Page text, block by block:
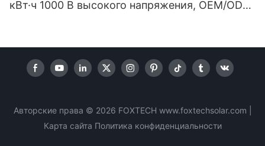
кВт·ч 1000 В высокого напряжения, OEM/ODM,
Авторские права © 2026 FOXTECH www.foxtechsolar.com
Карта сайта Политика конфиденциальности